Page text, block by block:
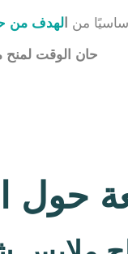
من لهدف من
حان الوقت لمنح